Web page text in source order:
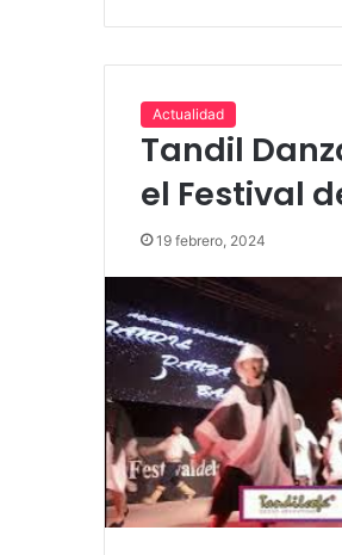
Actualidad
Tandil
el Festival
19 febrero, 2024